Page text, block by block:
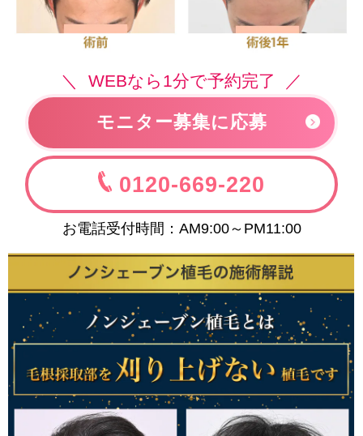
WEBなら1分で予約完了
モニター募集に応募
0120-669-220
お電話受付時間：AM9:00～PM11:00